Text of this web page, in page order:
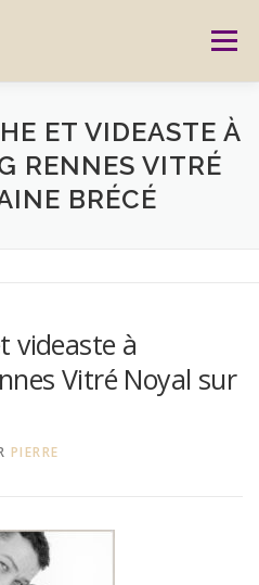
Menu
CARTES CADEAUX
BLOG CONTACT
ET VIDEASTE À
RENNES VITRÉ
BRÉCÉ
videaste à
Vitré Noyal sur
PIERRE